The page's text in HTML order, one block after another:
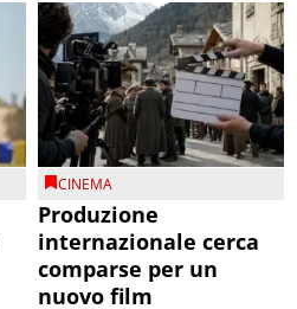
CINEMA
Produzione
internazionale cerca
comparse per un
nuovo film